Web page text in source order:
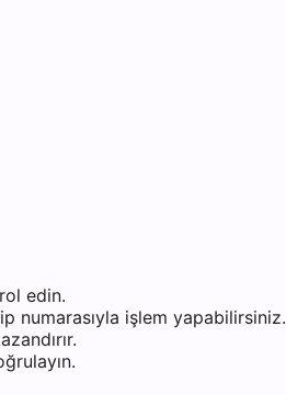
edin.
numarasıyla işlem yapabilirsiniz.